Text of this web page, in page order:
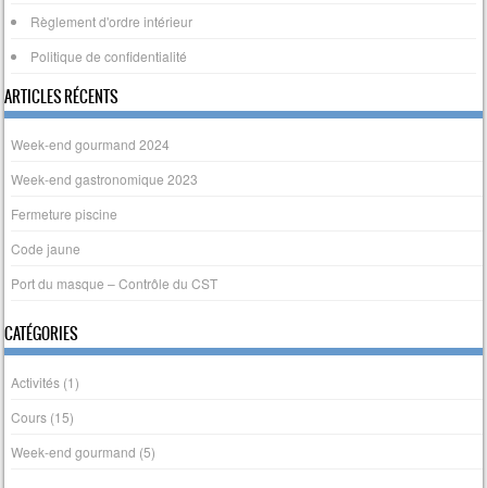
Règlement d'ordre intérieur
Politique de confidentialité
ARTICLES RÉCENTS
Week-end gourmand 2024
Week-end gastronomique 2023
Fermeture piscine
Code jaune
Port du masque – Contrôle du CST
CATÉGORIES
Activités (1)
Cours (15)
Week-end gourmand (5)